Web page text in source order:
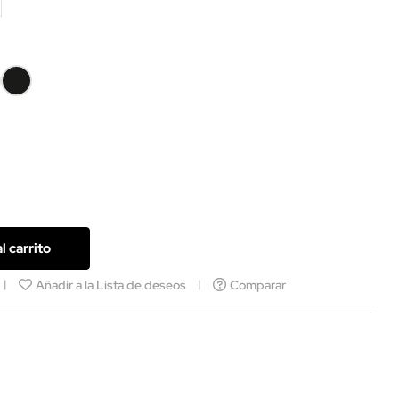
Lacada
en
carrito
Añadir a la Lista de deseos Comparar